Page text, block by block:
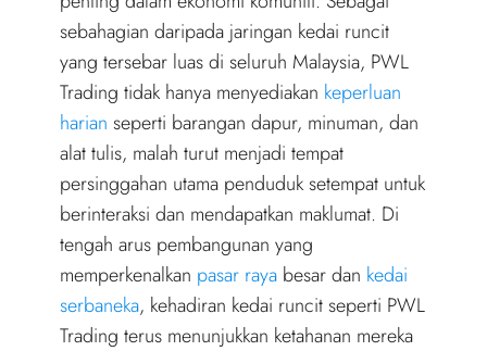
sebahagian daripada jaringan kedai runcit
yang tersebar luas di seluruh Malaysia, PWL
Trading tidak hanya menyediakan keperluan
harian seperti barangan dapur, minuman, dan
alat tulis, malah turut menjadi tempat
persinggahan utama penduduk setempat untuk
berinteraksi dan mendapatkan maklumat. Di
tengah arus pembangunan yang
memperkenalkan pasar raya besar dan kedai
serbaneka, kehadiran kedai runcit seperti PWL
Trading terus menunjukkan ketahanan mereka